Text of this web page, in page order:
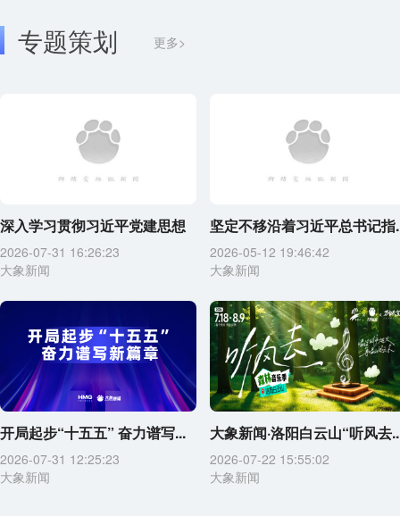
专题策划 更多>
深入学习贯彻习近平党建思想
2026-07-31 16:26:23
大象新闻
坚定不移沿着习近平总书记指
2026-05-12 19:46:42
大象新闻
开局起步“十五五” 奋力谱写...
2026-07-31 12:25:23
大象新闻
大象新闻·洛阳白云山“听风去
2026-07-22 15:55:02
大象新闻